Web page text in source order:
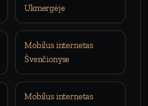
Ukmergėje
Mobilus internetas
Švenčionyse
Mobilus internetas